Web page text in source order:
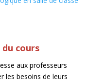
cours
aux professeurs
les besoins de leurs